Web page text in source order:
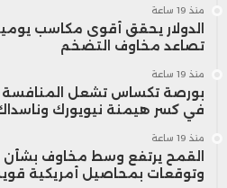
منذ 19 ساعة
الدولار يحقق أقوى مكاسب
تصاعد مخاوف التضخم
منذ 19 ساعة
بورصة تكساس تشعل
في كسر هيمنة نيويورك
منذ 19 ساعة
القمح يرتفع وسط مخاوف بشأن
وتوقعات بمحاصيل أمريكية